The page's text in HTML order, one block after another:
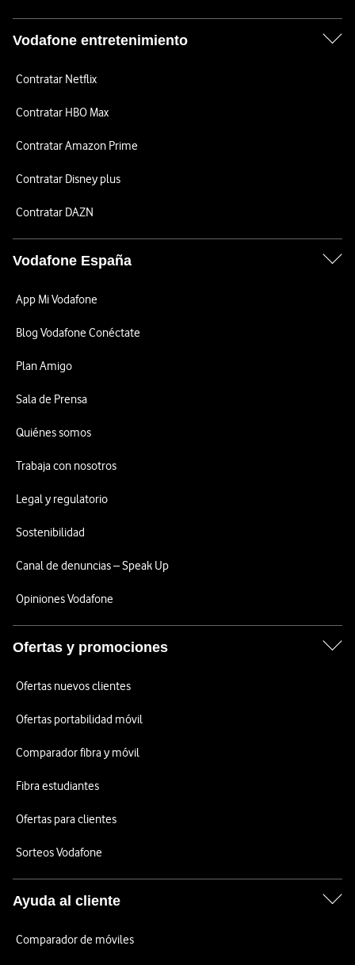
Vodafone entretenimiento
Contratar Netflix
Contratar HBO Max
Contratar Amazon Prime
Contratar Disney plus
Contratar DAZN
Vodafone España
App Mi Vodafone
Blog Vodafone Conéctate
Plan Amigo
Sala de Prensa
Quiénes somos
Trabaja con nosotros
Legal y regulatorio
Sostenibilidad
Canal de denuncias – Speak Up
Opiniones Vodafone
Ofertas y promociones
Ofertas nuevos clientes
Ofertas portabilidad móvil
Comparador fibra y móvil
Fibra estudiantes
Ofertas para clientes
Sorteos Vodafone
Ayuda al cliente
Comparador de móviles